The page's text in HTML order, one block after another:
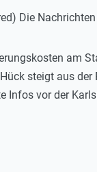
Die
am
steigt aus
Infos vor der